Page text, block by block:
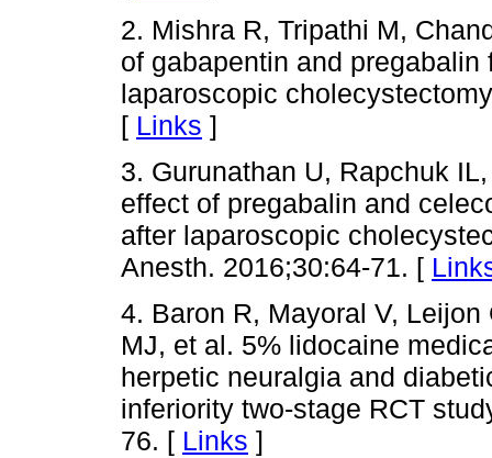
2. Mishra R, Tripathi M,
of gabapentin and
laparoscopic
[ Links ]
3. Gurunathan U, Rapchuk
effect of pregabalin and
after laparoscopic
Anesth. 2016;30:64-71. [
4. Baron R, Mayoral V,
MJ, et al. 5% lidocaine
herpetic neuralgia and
inferiority two-stage RCT
76. [ Links ]